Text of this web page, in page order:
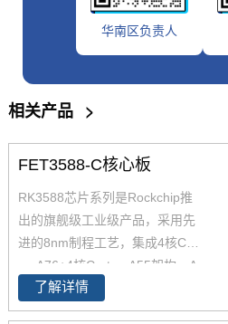
华南区负责人
相关产品 >
FET3588-C核心板
RK3588芯片系列是Rockchip推
出的旗舰级工业级产品，采用先
进的8nm制程工艺，集成4核Cort
ex-A76+4核Cortex-A55架构，A
76主频高达2.4GHz，A55核主频
高达1.8GHz，能够提供强大的性
了解详情